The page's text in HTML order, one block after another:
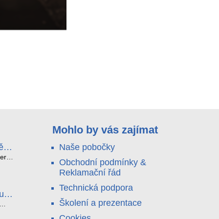
a
a
Mohlo by vás zajímat
Naše pobočky
Obchodní podmínky &
Reklamační řád
Technická podpora
Školení a prezentace